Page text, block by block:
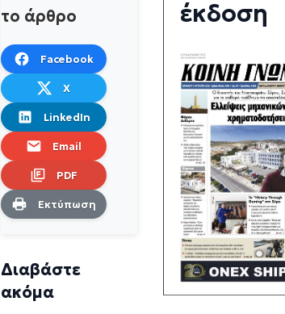
το άρθρο
Facebook
X
LinkedIn
Email
PDF
Εκτύπωση
Διαβάστε
ακόμα
έκδοση